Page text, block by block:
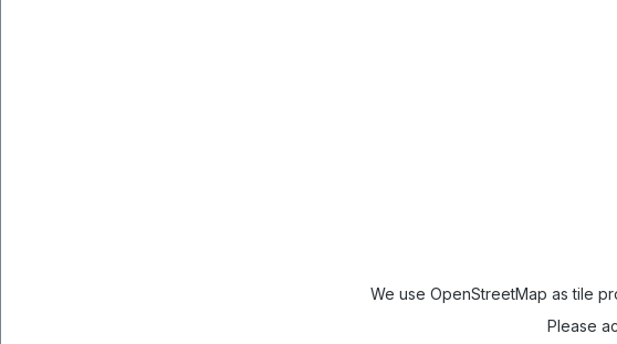
We use OpenStreetMap as tile
Please